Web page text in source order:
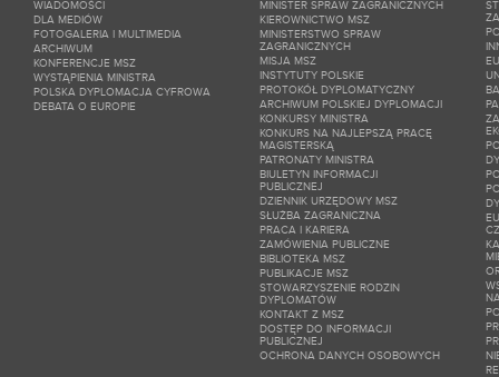
WIADOMOŚCI
DLA MEDIÓW
FOTOGALERIA I MULTIMEDIA
ARCHIWUM
KONFERENCJE MSZ
WYSTĄPIENIA MINISTRA
POLSKA DYPLOMACJA CYFROWA
DEBATA O EUROPIE
MINISTER SPRAW ZAGRANICZNYCH
KIEROWNICTWO MSZ
MINISTERSTWO SPRAW
ZAGRANICZNYCH
MISJA MSZ
INSTYTUTY POLSKIE
PROTOKÓŁ DYPLOMATYCZNY
ARCHIWUM POLSKIEJ DYPLOMACJI
KONKURSY MINISTRA
KONKURS NA NAJLEPSZĄ PRACĘ
MAGISTERSKĄ
PATRONATY MINISTRA
BIULETYN INFORMACJI
PUBLICZNEJ
DZIENNIK URZĘDOWY MSZ
SŁUŻBA ZAGRANICZNA
PRACA I KARIERA
ZAMÓWIENIA PUBLICZNE
BIBLIOTEKA MSZ
PUBLIKACJE MSZ
STOWARZYSZENIE RODZIN
DYPLOMATÓW
KONTAKT Z MSZ
DOSTĘP DO INFORMACJI
PUBLICZNEJ
OCHRONA DANYCH OSOBOWYCH